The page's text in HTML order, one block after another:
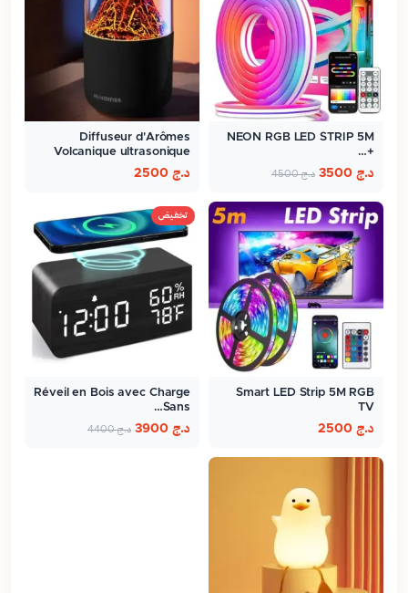
NEON RGB LED STRIP 5M
+…
د.ج د.ج4500
Diffuseur d'Arômes
Volcanique ultrasonique
300ml
د.ج
Smart LED Strip 5M RGB
TV
د.ج
تخفيض
Réveil en Bois avec Charge
Sans…
د.ج د.ج4400